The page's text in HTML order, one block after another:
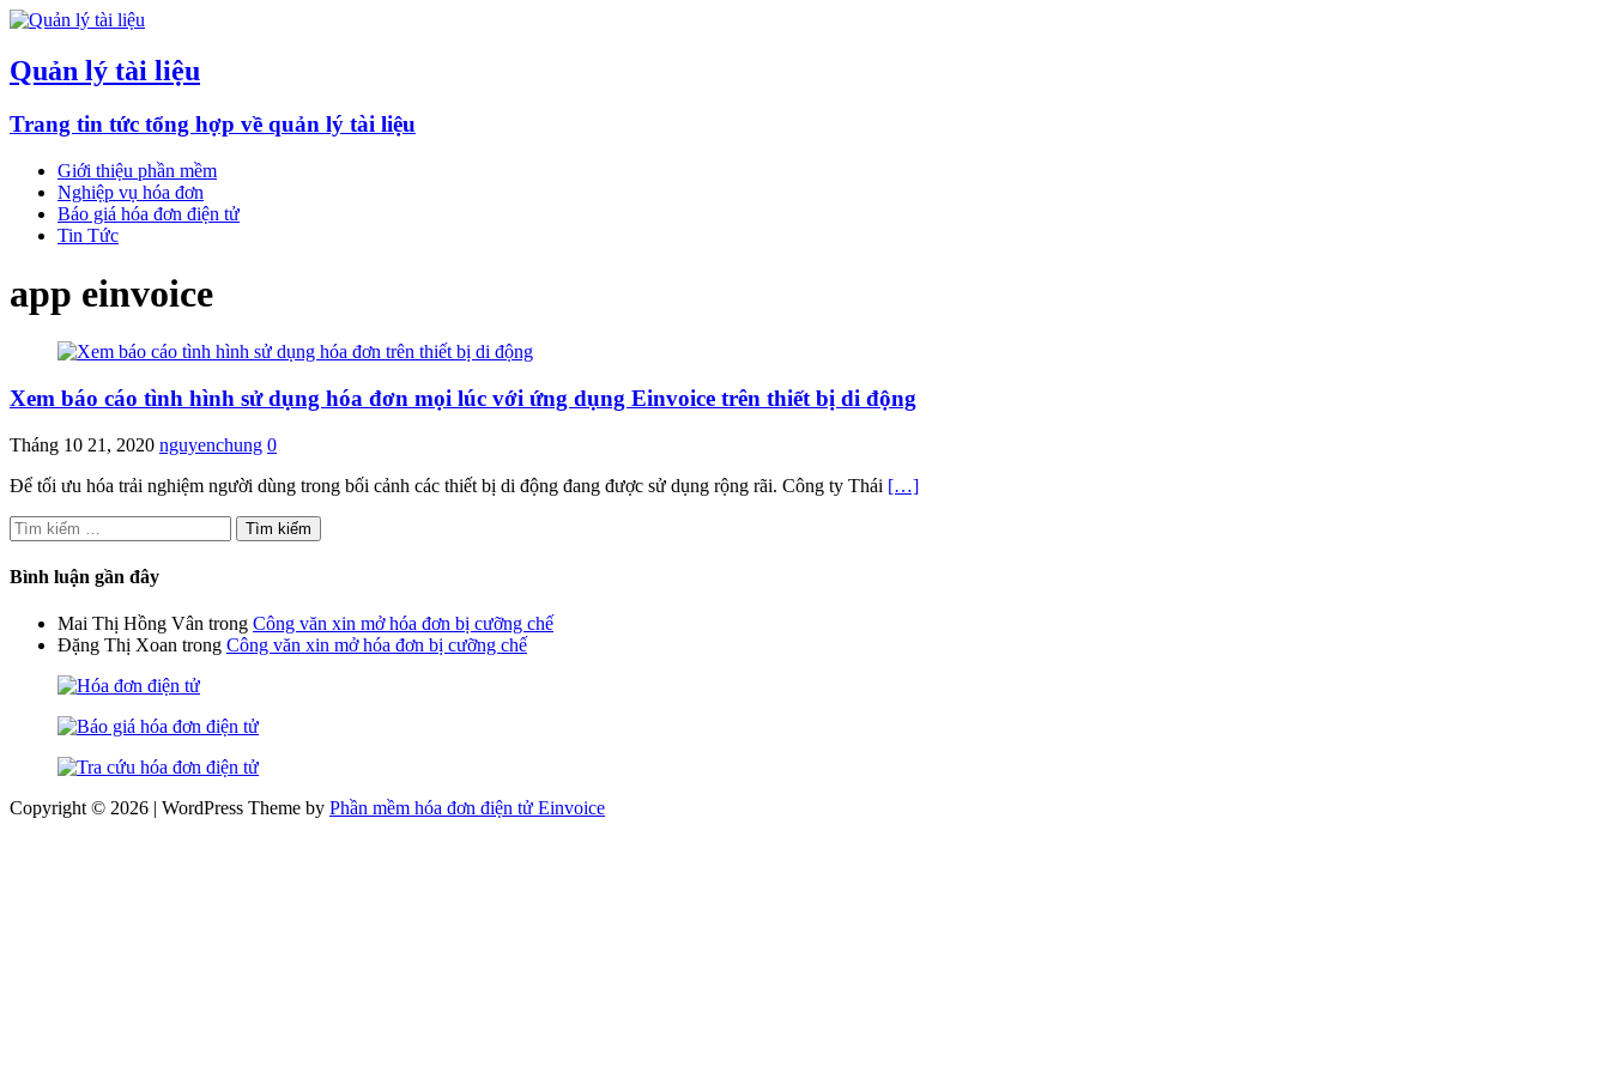
Quản lý tài liệu
Trang tin tức tổng hợp về quản lý tài liệu
Giới thiệu phần mềm
Nghiệp vụ hóa đơn
Báo giá hóa đơn điện tử
Tin Tức
app einvoice
Xem báo cáo tình hình sử dụng hóa đơn mọi lúc với ứng dụng Einvoice trên thiết bị di động
Tháng 10 21, 2020 nguyenchung 0
Để tối ưu hóa trải nghiệm người dùng trong bối cảnh các thiết bị di động đang được sử dụng rộng rãi. Công ty Thái […]
Tìm
kiếm
cho:
Bình luận gần đây
Mai Thị Hồng Vân trong Công văn xin mở hóa đơn bị cưỡng chế
Đặng Thị Xoan trong Công văn xin mở hóa đơn bị cưỡng chế
Copyright © 2026 | WordPress Theme by Phần mềm hóa đơn điện tử Einvoice